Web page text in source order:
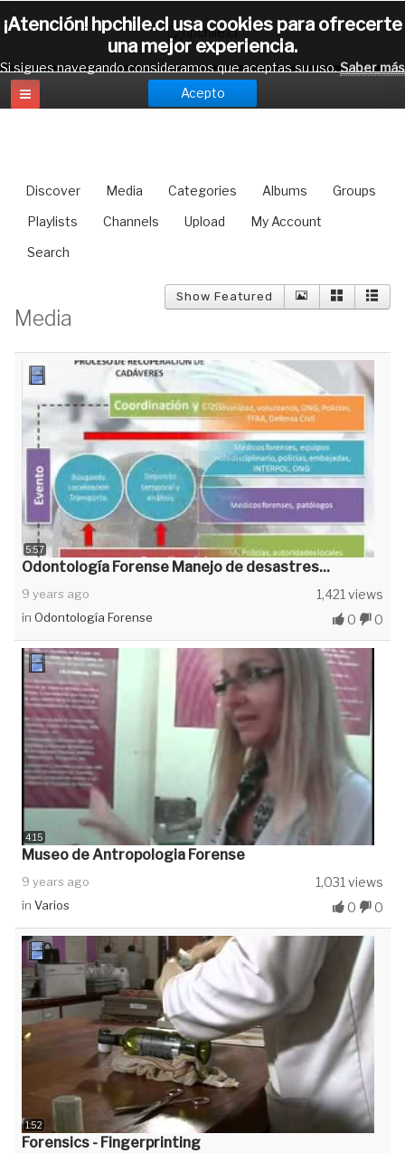
Discover Media Categories Albums
Groups
Playlists
Channels Upload
My Account
Search
Media
Show Featured
5:57
Odontología Forense Manejo de desastres...
1,421 views
0
0
9 years ago
in Odontología Forense
4:15
Museo de Antropologia Forense
1,031 views
0
0
9 years ago
in Varios
1:52
Forensics - Fingerprinting
¡Atención! hpchile.cl usa cookies para ofrecerte
una mejor experiencia.
Si sigues navegando consideramos que aceptas su uso. Saber más
Acepto